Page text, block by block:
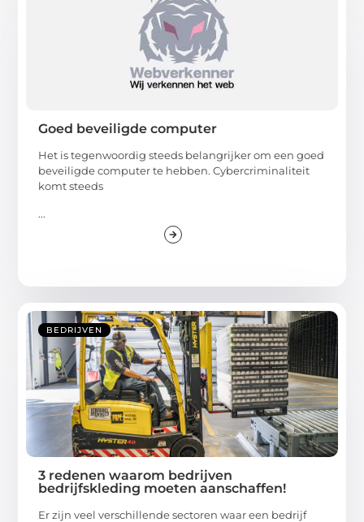
Goed beveiligde computer
Het is tegenwoordig steeds belangrijker om een goed
beveiligde computer te hebben. Cybercriminaliteit
komt steeds
...
BEDRIJVEN
3 redenen waarom bedrijven
bedrijfskleding moeten aanschaffen!
Er zijn veel verschillende sectoren waar een bedrijf